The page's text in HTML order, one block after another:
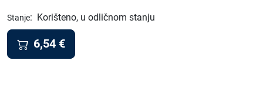
Stanje: Korišteno, u odličnom stanju
6,54 €